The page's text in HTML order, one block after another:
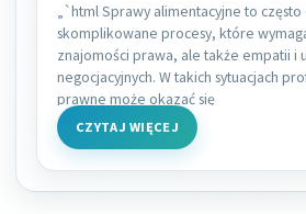
„`html Sprawy alimentacyjne to
skomplikowane procesy, które
znajomości prawa, ale także empatii i
negocjacyjnych. W takich sytuacjach
prawne może okazać się
CZYTAJ WIĘCEJ